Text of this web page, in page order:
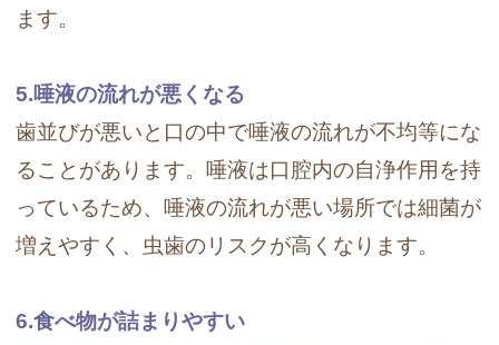
ます。
5.唾液の流れが悪くなる
歯並びが悪いと口の中で唾液の流れが不均等にな
ることがあります。唾液は口腔内の自浄作用を持
っているため、唾液の流れが悪い場所では細菌が
増えやすく、虫歯のリスクが高くなります。
6.食べ物が詰まりやすい